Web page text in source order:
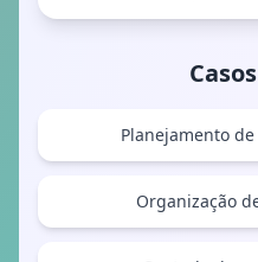
Planejamento
Organização